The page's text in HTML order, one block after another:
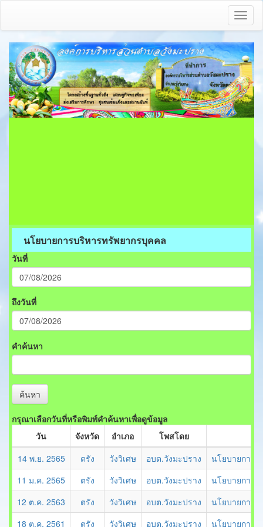
นโยบายการบริหารทรัพยากรบุคคล
วันที่
ถึงวันที่
คำค้นหา
ค้นหา
กรุณาเลือกวันที่หรือพิมพ์คำค้นหาเพื่อดูข้อมูล
วัน
จังหวัด อำเภอ
โพสโดย
14 พ.ย. 2565
ตรัง วังวิเศษ อบต.วังมะปราง
นโยบายการ
11 ม.ค. 2565
ตรัง วังวิเศษ อบต.วังมะปราง
นโยบายการ
12 ต.ค. 2563
ตรัง วังวิเศษ อบต.วังมะปราง
นโยบายการ
18 ต.ค. 2561
ตรัง วังวิเศษ อบต.วังมะปราง นโยบายการ